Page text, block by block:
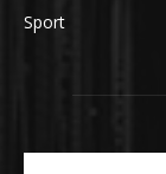
Sport